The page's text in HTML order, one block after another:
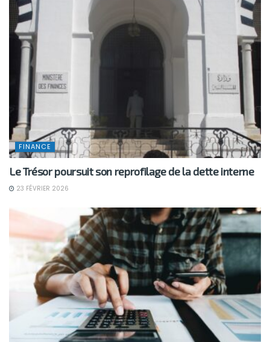
FINANCE
Le Trésor poursuit son reprofilage de la dette interne
23 FÉVRIER 2026